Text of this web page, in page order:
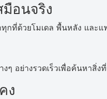
อนจริง
กที่ด้วยโมเดล พื้นหลัง และแ
ๆ อย่างรวดเร็วเพื่อค้นหาสิ่ง
ง